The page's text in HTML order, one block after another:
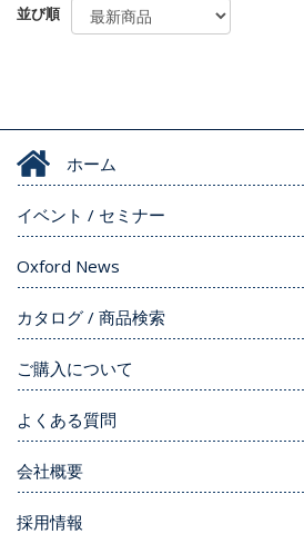
並び順
ホーム
イベント / セミナー
Oxford News
カタログ / 商品検索
ご購入について
よくある質問
会社概要
採用情報